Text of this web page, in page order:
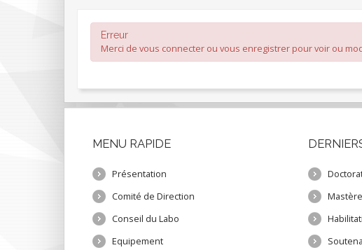
Erreur
Merci de vous connecter ou vous enregistrer pour voir ou
MENU RAPIDE
Présentation
Comité de Direction
Conseil du Labo
Equipement